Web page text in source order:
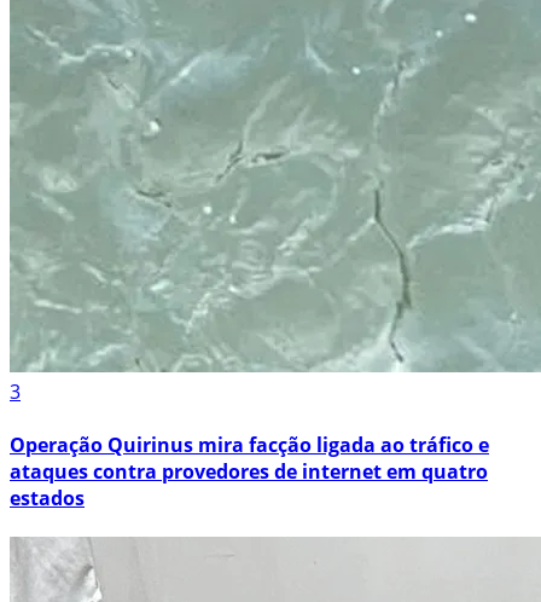
3
Operação Quirinus mira facção ligada ao tráfico e
ataques contra provedores de internet em quatro
estados